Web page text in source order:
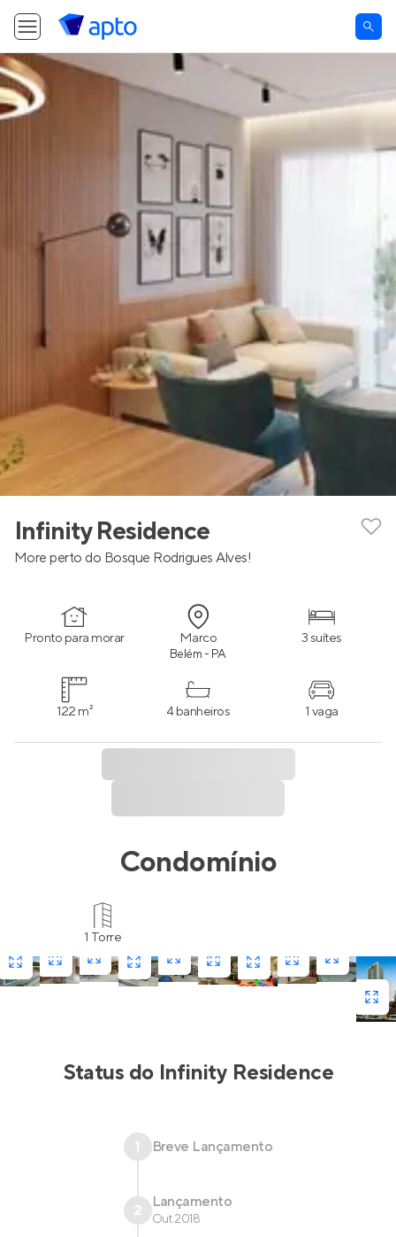
Infinity Residence
More perto do Bosque Rodrigues Alves!
Pronto para morar Marco
Belém - PA
3 suítes
122 m² 4 banheiros 1 vaga
Condomínio
1 Torre
Status do Infinity Residence
1 Breve Lançamento
2 Lançamento
Out 2018